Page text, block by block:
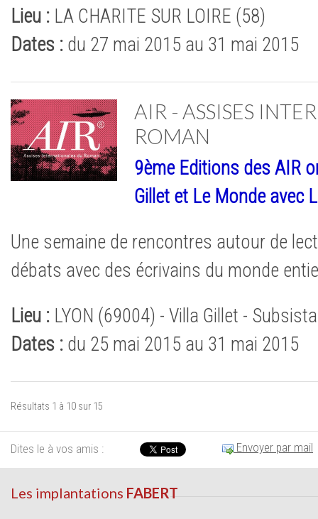
Lieu : LA CHARITE SUR LOIRE (58)
Dates : du 27 mai 2015 au 31 mai 2015
AIR - ASSISES
ROMAN
9ème Editions des AIR
Gillet et Le Monde avec
Une semaine de rencontres autour de
débats avec des écrivains du monde
Lieu : LYON (69004) - Villa Gillet -
Dates : du 25 mai 2015 au 31 mai 2015
Résultats 1 à 10 sur 15
Dites le à vos amis : Envoyer par mail
Les implantations FABERT